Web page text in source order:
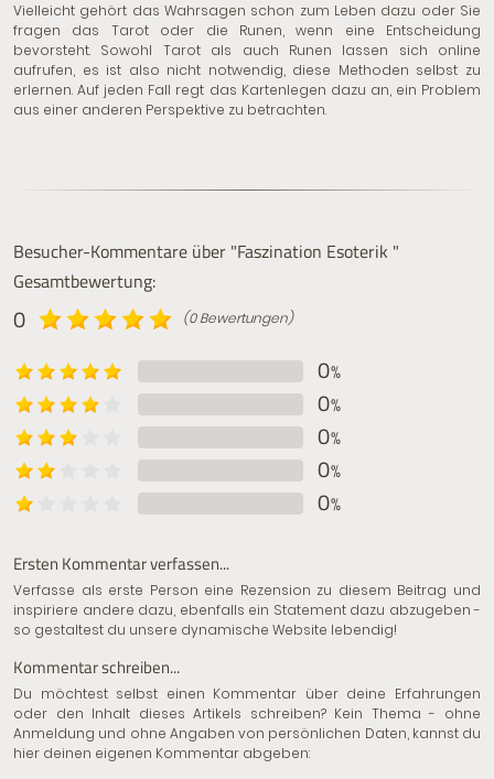
Vielleicht gehört das Wahrsagen schon zum Leben dazu oder Sie
fragen das Tarot oder die Runen, wenn eine Entscheidung
bevorsteht. Sowohl Tarot als auch Runen lassen sich online
aufrufen, es ist also nicht notwendig, diese Methoden selbst zu
erlernen. Auf jeden Fall regt das Kartenlegen dazu an, ein Problem
aus einer anderen Perspektive zu betrachten.
Besucher-Kommentare über "Faszination Esoterik "
Gesamtbewertung:
0 (0 Bewertungen)
0%
0%
0%
0%
0%
Ersten Kommentar verfassen...
Verfasse als erste Person eine Rezension zu diesem Beitrag und
inspiriere andere dazu, ebenfalls ein Statement dazu abzugeben -
so gestaltest du unsere dynamische Website lebendig!
Kommentar schreiben...
Du möchtest selbst einen Kommentar über deine Erfahrungen
oder den Inhalt dieses Artikels schreiben? Kein Thema - ohne
Anmeldung und ohne Angaben von persönlichen Daten, kannst du
hier deinen eigenen Kommentar abgeben: